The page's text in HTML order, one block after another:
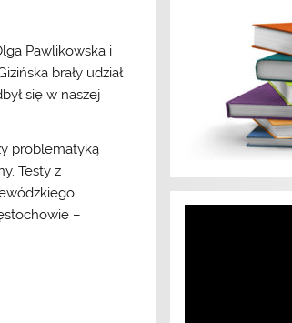
Pawlikowska i
brały udział
się w naszej
problematyką
Testy z
–